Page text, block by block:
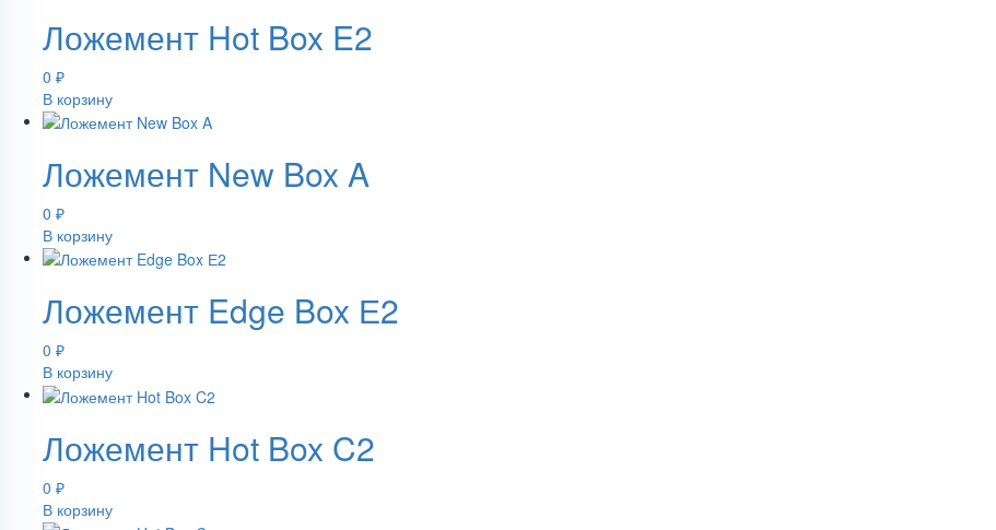
Ложемент Hot Box E2
0 ₽
В корзину
Ложемент New Box A
0 ₽
В корзину
Ложемент Edge Box Е2
0 ₽
В корзину
Ложемент Hot Box C2
0 ₽
В корзину